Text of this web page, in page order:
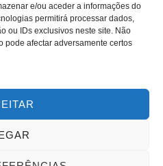
e/ou aceder a informações do
permitirá processar dados,
ou IDs exclusivos neste site. Não
pode afectar adversamente certos